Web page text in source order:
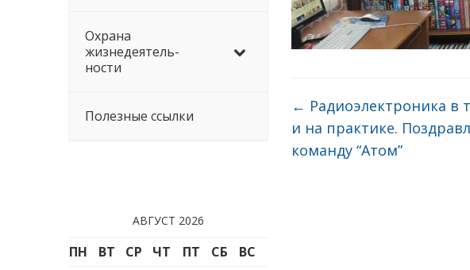
Охрана
жизнедеятель-
ности
Полезные ссылки
АВГУСТ 2026
ПН ВТ СР ЧТ ПТ СБ
ВС
← Радиоэлектроника в
и на практике.
команду “Атом”